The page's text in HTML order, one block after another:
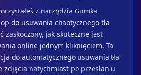
z narzędzia Gumka
do usuwania chaotycznego tła
zaskoczony, jak skuteczne jest
online jednym kliknięciem. Ta
do automatycznego usuwania tła
zdjęcia natychmiast po przesłaniu